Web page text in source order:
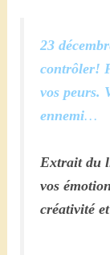
23
contrôler!
vos peurs.
ennemi…
Extrait du
vos
créativité